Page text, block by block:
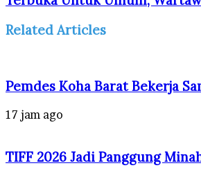
Related Articles
Pemdes Koha Barat Bekerja
17 jam ago
TIFF 2026 Jadi Panggung